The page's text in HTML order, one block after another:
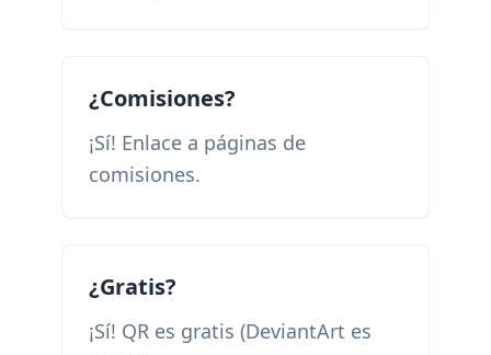
¿Comisiones?
¡Sí! Enlace a páginas de
comisiones.
¿Gratis?
¡Sí! QR es gratis (DeviantArt es